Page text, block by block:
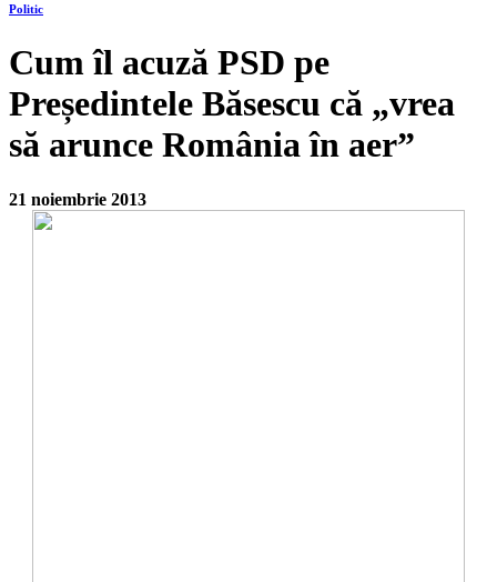
Politic
Cum îl acuză PSD pe
Președintele Băsescu că „vrea
să arunce România în aer”
21 noiembrie 2013